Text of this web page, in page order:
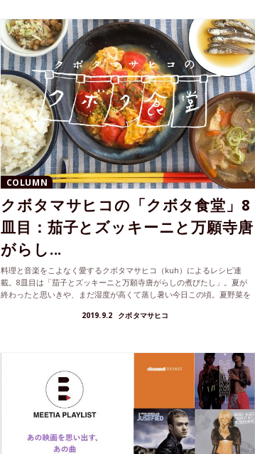
COLUMN
クボタマサヒコの「クボタ食堂」8
皿目：茄子とズッキーニと万願寺唐
がらし...
料理と音楽をこよなく愛するクボタマサヒコ（kuh）によるレシピ連
載。8皿目は「茄子とズッキーニと万願寺唐がらしの煮びたし」。夏が
終わったと思いきや、まだ湿度が高くて蒸し暑い今日この頃。夏野菜を
2019.9.2 クボタマサヒコ